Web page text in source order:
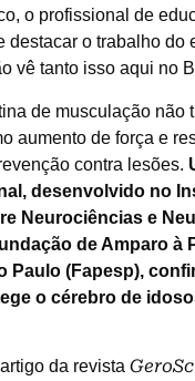
o profissional de
destacar o trabalho do
vê tanto isso aqui no
de musculação não
aumento de força e
contra lesões.
desenvolvido no
Neurociências e
de Amparo à
Paulo (Fapesp),
o cérebro de
da revista